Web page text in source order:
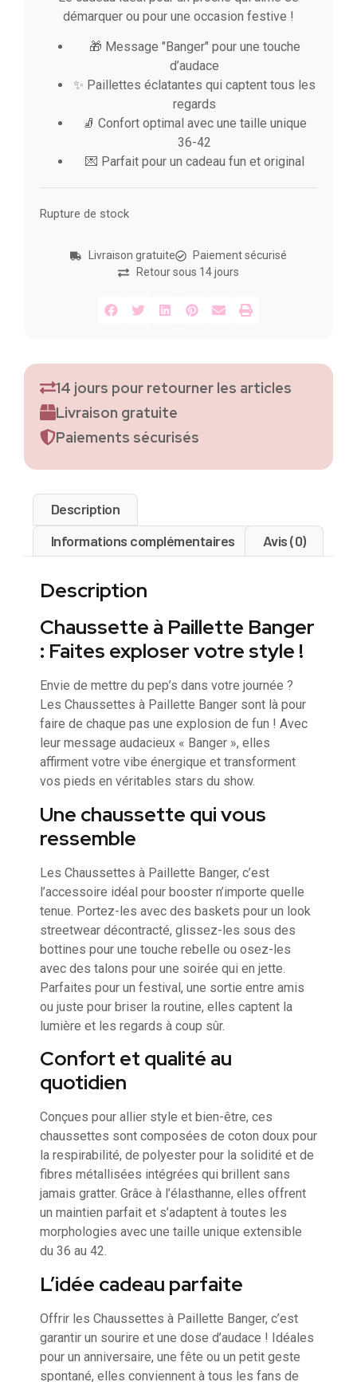
démarquer ou pour une occasion festive !
🎁 Message "Banger" pour une touche
d’audace
✨ Paillettes éclatantes qui captent tous les
regards
🧦 Confort optimal avec une taille unique
36-42
💌 Parfait pour un cadeau fun et original
Rupture de stock
Livraison gratuite
Paiement sécurisé
Retour sous 14 jours
14 jours pour retourner les articles
Livraison gratuite
Paiements sécurisés
Description
Informations complémentaires
Avis (0)
Description
Chaussette à Paillette Banger
: Faites exploser votre style !
Envie de mettre du pep’s dans votre journée ?
Les Chaussettes à Paillette Banger sont là pour
faire de chaque pas une explosion de fun ! Avec
leur message audacieux « Banger », elles
affirment votre vibe énergique et transforment
vos pieds en véritables stars du show.
Une chaussette qui vous
ressemble
Les Chaussettes à Paillette Banger, c’est
l’accessoire idéal pour booster n’importe quelle
tenue. Portez-les avec des baskets pour un look
streetwear décontracté, glissez-les sous des
bottines pour une touche rebelle ou osez-les
avec des talons pour une soirée qui en jette.
Parfaites pour un festival, une sortie entre amis
ou juste pour briser la routine, elles captent la
lumière et les regards à coup sûr.
Confort et qualité au
quotidien
Conçues pour allier style et bien-être, ces
chaussettes sont composées de coton doux pour
la respirabilité, de polyester pour la solidité et de
fibres métallisées intégrées qui brillent sans
jamais gratter. Grâce à l’élasthanne, elles offrent
un maintien parfait et s’adaptent à toutes les
morphologies avec une taille unique extensible
du 36 au 42.
L’idée cadeau parfaite
Offrir les Chaussettes à Paillette Banger, c’est
garantir un sourire et une dose d’audace ! Idéales
pour un anniversaire, une fête ou un petit geste
spontané, elles conviennent à tous les fans de